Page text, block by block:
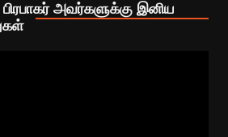
அவர்களுக்கு இனிய